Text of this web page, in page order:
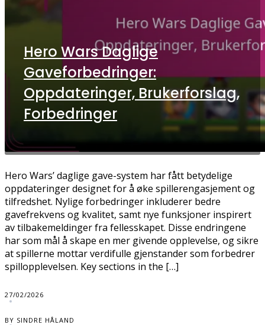
Hero Wars Daglige
Gaveforbedringer:
Oppdateringer, Brukerforslag,
Forbedringer
Hero Wars’ daglige gave-system har fått betydelige
oppdateringer designet for å øke spillerengasjement og
tilfredshet. Nylige forbedringer inkluderer bedre
gavefrekvens og kvalitet, samt nye funksjoner inspirert
av tilbakemeldinger fra fellesskapet. Disse endringene
har som mål å skape en mer givende opplevelse, og sikre
at spillerne mottar verdifulle gjenstander som forbedrer
spillopplevelsen. Key sections in the […]
27/02/2026
BY SINDRE HÅLAND